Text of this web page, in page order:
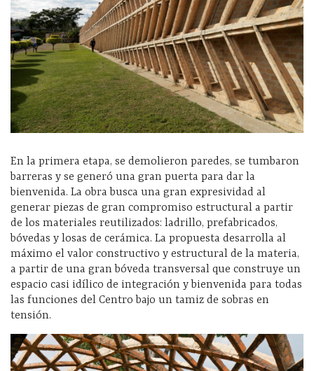
En la primera etapa, se demolieron paredes, se tumbaron
barreras y se generó una gran puerta para dar la
bienvenida. La obra busca una gran expresividad al
generar piezas de gran compromiso estructural a partir
de los materiales reutilizados: ladrillo, prefabricados,
bóvedas y losas de cerámica. La propuesta desarrolla al
máximo el valor constructivo y estructural de la materia,
a partir de una gran bóveda transversal que construye un
espacio casi idílico de integración y bienvenida para todas
las funciones del Centro bajo un tamiz de sobras en
tensión.